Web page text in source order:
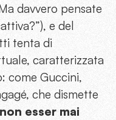
davvero pensate
e del
tenta di
caratterizzata
come Guccini,
che dismette
esser mai